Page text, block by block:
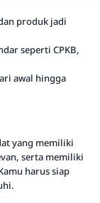
produk jadi
seperti CPKB,
awal hingga
yang memiliki
serta memiliki
harus siap